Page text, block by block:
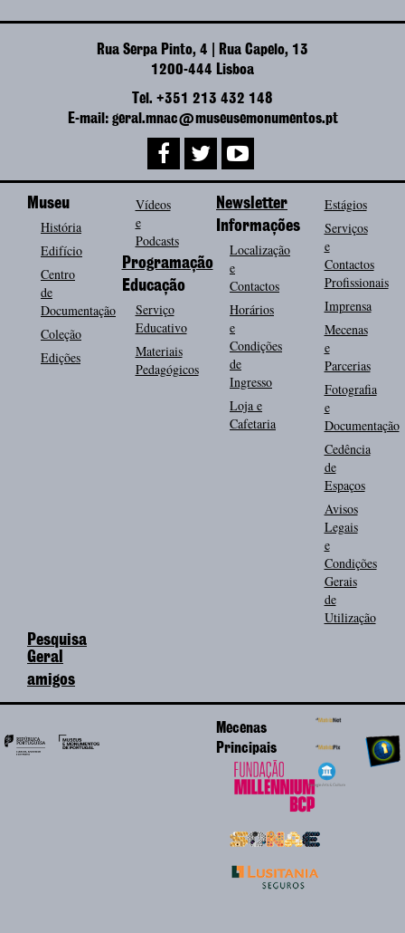
Rua Serpa Pinto, 4 | Rua Capelo, 13
1200-444 Lisboa
Tel. +351 213 432 148
E-mail: geral.mnac@museusemonumentos.pt
Museu
História
Edifício
Centro
de
Documentação
Coleção
Edições
Vídeos
e
Podcasts
Programação
Educação
Serviço
Educativo
Materiais
Pedagógicos
Newsletter
Informações
Localização
e
Contactos
Horários
e
Condições
de
Ingresso
Loja e
Cafetaria
Estágios
Serviços
e
Contactos
Profissionais
Imprensa
Mecenas
e
Parcerias
Fotografia
e
Documentação
Cedência
de
Espaços
Avisos
Legais
e
Condições
Gerais
de
Utilização
Pesquisa
Geral
amigos
Mecenas
Principais